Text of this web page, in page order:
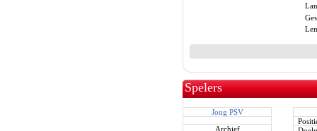
Spelers
Jong PSV
Archief